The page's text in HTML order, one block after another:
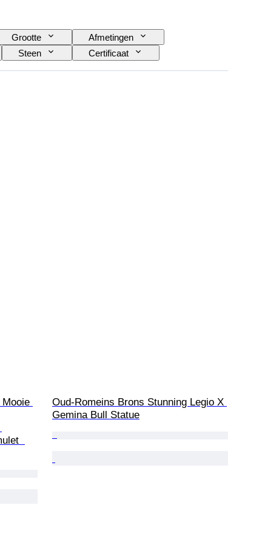
Grootte
Afmetingen
Steen
Certificaat
Maat op het artikel
Oud-Romeins Brons Stunning Legio X
Gemina Bull Statue